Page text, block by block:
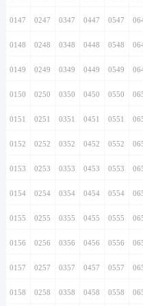
0147 0247 0347 0447 0547
0148 0248 0348 0448 0548
0149 0249 0349 0449 0549
0150 0250 0350 0450 0550
0151 0251 0351 0451 0551
0152 0252 0352 0452 0552
0153 0253 0353 0453 0553
0154 0254 0354 0454 0554
0155 0255 0355 0455 0555
0156 0256 0356 0456 0556
0157 0257 0357 0457 0557
0158 0258 0358 0458 0558